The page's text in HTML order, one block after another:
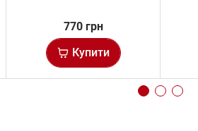
770 грн
Купити